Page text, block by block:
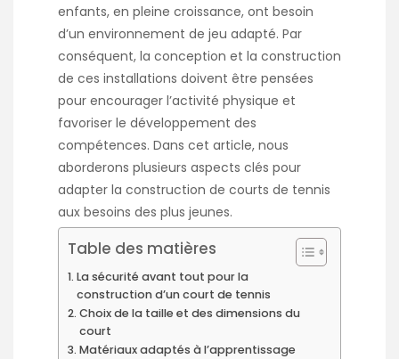
enfants, en pleine croissance, ont besoin
d’un environnement de jeu adapté. Par
conséquent, la conception et la construction
de ces installations doivent être pensées
pour encourager l’activité physique et
favoriser le développement des
compétences. Dans cet article, nous
aborderons plusieurs aspects clés pour
adapter la construction de courts de tennis
aux besoins des plus jeunes.
Table des matières
La sécurité avant tout pour la
construction d’un court de tennis
Choix de la taille et des dimensions du
court
Matériaux adaptés à l’apprentissage